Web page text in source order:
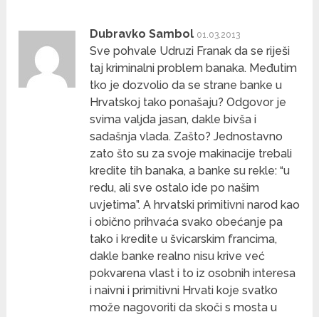
Dubravko Sambol 01.03.2013
Sve pohvale Udruzi Franak da se riješi
taj kriminalni problem banaka. Međutim
tko je dozvolio da se strane banke u
Hrvatskoj tako ponašaju? Odgovor je
svima valjda jasan, dakle bivša i
sadašnja vlada. Zašto? Jednostavno
zato što su za svoje makinacije trebali
kredite tih banaka, a banke su rekle: “u
redu, ali sve ostalo ide po našim
uvjetima”. A hrvatski primitivni narod kao
i obično prihvaća svako obećanje pa
tako i kredite u švicarskim francima,
dakle banke realno nisu krive već
pokvarena vlast i to iz osobnih interesa
i naivni i primitivni Hrvati koje svatko
može nagovoriti da skoči s mosta u